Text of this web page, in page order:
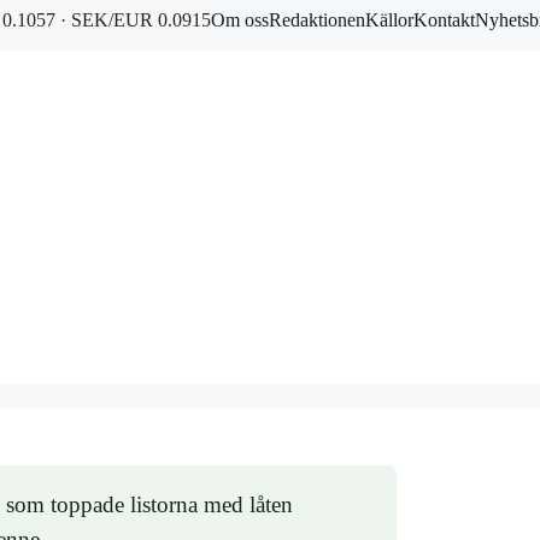
· SEK/EUR 0.0915Om ossRedaktionenKällorKontakt
toppade listorna med låten